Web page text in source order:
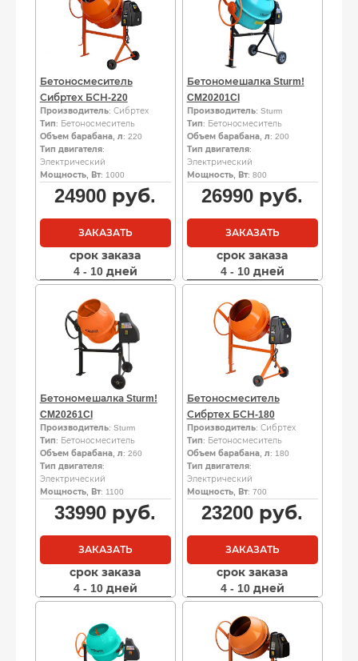
Бетоносмеситель
Сибртех БСН-220
Производитель: Сибртех
Тип: Бетоносмеситель
Объем барабана, л: 220
Тип двигателя:
Электрический
Мощность, Вт: 1000
24900 руб.
ЗАКАЗАТЬ
срок заказа
4 - 10 дней
Бетономешалка Sturm!
CM20201CI
Производитель: Sturm
Тип: Бетоносмеситель
Объем барабана, л: 200
Тип двигателя:
Электрический
Мощность, Вт: 800
26990 руб.
ЗАКАЗАТЬ
срок заказа
4 - 10 дней
Бетономешалка Sturm!
CM20261CI
Производитель: Sturm
Тип: Бетоносмеситель
Объем барабана, л: 260
Тип двигателя:
Электрический
Мощность, Вт: 1100
33990 руб.
ЗАКАЗАТЬ
срок заказа
4 - 10 дней
Бетоносмеситель
Сибртех БСН-180
Производитель: Сибртех
Тип: Бетоносмеситель
Объем барабана, л: 180
Тип двигателя:
Электрический
Мощность, Вт: 700
23200 руб.
ЗАКАЗАТЬ
срок заказа
4 - 10 дней